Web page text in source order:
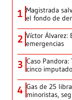
1 Magistrada
el fondo de
2 Víctor Álvarez:
emergencias
3 Caso
cinco
4 Gas de 25
minoristas,